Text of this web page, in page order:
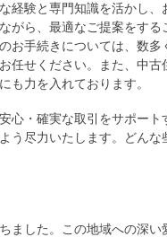
経験と専門知識を活かし、
がら、最適なご提案をす
お手続きについては、数多
任せください。また、中古
も力を入れております。
心・確実な取引をサポー
う尽力いたします。どんな
ました。この地域への深い